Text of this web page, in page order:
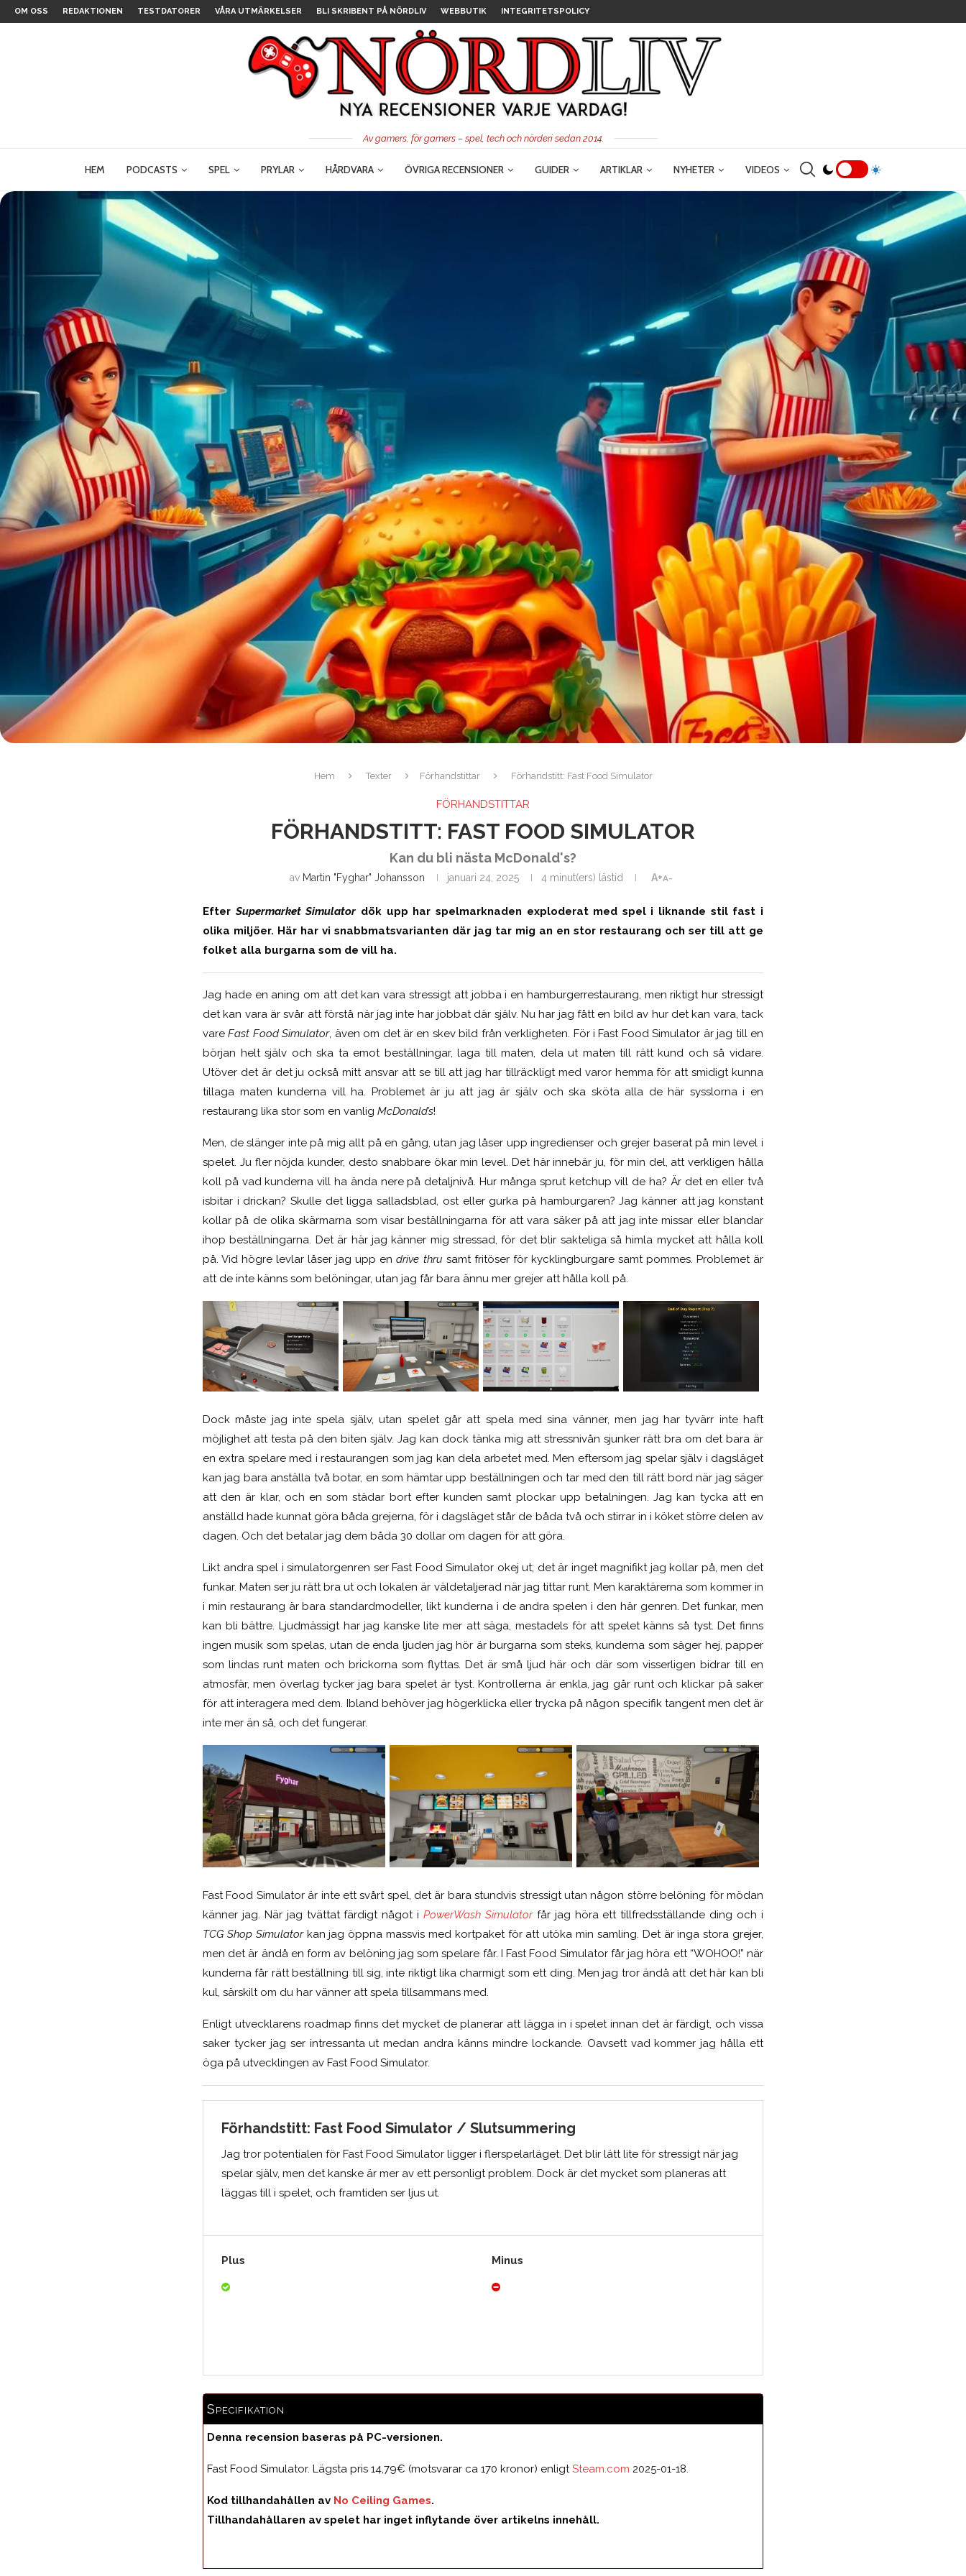
OM OSS REDAKTIONEN TESTDATORER VÅRA UTMÄRKELSER BLI SKRIBENT PÅ NÖRDLIV WEBBUTIK INTEGRITETSPOLICY
Av gamers, för gamers – spel, tech och nörderi sedan 2014.
HEM PODCASTS SPEL PRYLAR HÅRDVARA ÖVRIGA RECENSIONER GUIDER ARTIKLAR NYHETER VIDEOS
Hem Texter Förhandstittar Förhandstitt: Fast Food Simulator
FÖRHANDSTITTAR
FÖRHANDSTITT: FAST FOOD SIMULATOR
Kan du bli nästa McDonald's?
av Martin "Fyghar" Johansson januari 24, 2025 4 minut(ers) lästid A+A-
EfterSupermarket Simulator dök upp har spelmarknaden exploderat med spel i liknande stil fast i
olika miljöer. Här har vi snabbmatsvarianten där jag tar mig an en stor restaurang och ser till att ge
folket alla burgarna som de vill ha.
Jag hade en aning om att det kan vara stressigt att jobba i en hamburgerrestaurang, men riktigt hur stressigt
det kan vara är svår att förstå när jag inte har jobbat där själv. Nu har jag fått en bild av hur det kan vara, tack
vareFast Food Simulator, även om det är en skev bild från verkligheten. För i Fast Food Simulator är jag till en
början helt själv och ska ta emot beställningar, laga till maten, dela ut maten till rätt kund och så vidare.
Utöver det är det ju också mitt ansvar att se till att jag har tillräckligt med varor hemma för att smidigt kunna
tillaga maten kunderna vill ha. Problemet är ju att jag är själv och ska sköta alla de här sysslorna i en
restaurang lika stor som en vanlig McDonald’s!
Men, de slänger inte på mig allt på en gång, utan jag låser upp ingredienser och grejer baserat på min level i
spelet. Ju fler nöjda kunder, desto snabbare ökar min level. Det här innebär ju, för min del, att verkligen hålla
koll på vad kunderna vill ha ända nere på detaljnivå. Hur många sprut ketchup vill de ha? Är det en eller två
isbitar i drickan? Skulle det ligga salladsblad, ost eller gurka på hamburgaren? Jag känner att jag konstant
kollar på de olika skärmarna som visar beställningarna för att vara säker på att jag inte missar eller blandar
ihop beställningarna. Det är här jag känner mig stressad, för det blir sakteliga så himla mycket att hålla koll
på. Vid högre levlar låser jag upp endrive thru samt fritöser för kycklingburgare samt pommes. Problemet är
att de inte känns som belöningar, utan jag får bara ännu mer grejer att hålla koll på.
Dock måste jag inte spela själv, utan spelet går att spela med sina vänner, men jag har tyvärr inte haft
möjlighet att testa på den biten själv. Jag kan dock tänka mig att stressnivån sjunker rätt bra om det bara är
en extra spelare med i restaurangen som jag kan dela arbetet med. Men eftersom jag spelar själv i dagsläget
kan jag bara anställa två botar, en som hämtar upp beställningen och tar med den till rätt bord när jag säger
att den är klar, och en som städar bort efter kunden samt plockar upp betalningen. Jag kan tycka att en
anställd hade kunnat göra båda grejerna, för i dagsläget står de båda två och stirrar in i köket större delen av
dagen. Och det betalar jag dem båda 30 dollar om dagen för att göra.
Likt andra spel i simulatorgenren ser Fast Food Simulator okej ut; det är inget magnifikt jag kollar på, men det
funkar. Maten ser ju rätt bra ut och lokalen är väldetaljerad när jag tittar runt. Men karaktärerna som kommer in
i min restaurang är bara standardmodeller, likt kunderna i de andra spelen i den här genren. Det funkar, men
kan bli bättre. Ljudmässigt har jag kanske lite mer att säga, mestadels för att spelet känns så tyst. Det finns
ingen musik som spelas, utan de enda ljuden jag hör är burgarna som steks, kunderna som säger hej, papper
som lindas runt maten och brickorna som flyttas. Det är små ljud här och där som visserligen bidrar till en
atmosfär, men överlag tycker jag bara spelet är tyst. Kontrollerna är enkla, jag går runt och klickar på saker
för att interagera med dem. Ibland behöver jag högerklicka eller trycka på någon specifik tangent men det är
inte mer än så, och det fungerar.
Fast Food Simulator är inte ett svårt spel, det är bara stundvis stressigt utan någon större belöning för mödan
känner jag. När jag tvättat färdigt något iPowerWash Simulatorfår jag höra ett tillfredsställande ding och i
TCG Shop Simulatorkan jag öppna massvis med kortpaket för att utöka min samling. Det är inga stora grejer,
men det är ändå en form av belöning jag som spelare får. I Fast Food Simulator får jag höra ett “WOHOO!” när
kunderna får rätt beställning till sig, inte riktigt lika charmigt som ett ding. Men jag tror ändå att det här kan bli
kul, särskilt om du har vänner att spela tillsammans med.
Enligt utvecklarens roadmap finns det mycket de planerar att lägga in i spelet innan det är färdigt, och vissa
saker tycker jag ser intressanta ut medan andra känns mindre lockande. Oavsett vad kommer jag hålla ett
öga på utvecklingen av Fast Food Simulator.
Förhandstitt: Fast Food Simulator / Slutsummering
Jag tror potentialen för Fast Food Simulator ligger i flerspelarläget. Det blir lätt lite för stressigt när jag
spelar själv, men det kanske är mer av ett personligt problem. Dock är det mycket som planeras att
läggas till i spelet, och framtiden ser ljus ut.
Plus Minus
Specifikation
Denna recension baseras på PC-versionen.
Fast Food Simulator. Lägsta pris 14,79€ (motsvarar ca 170 kronor) enligtSteam.com 2025-01-18.
Kod tillhandahållen av No Ceiling Games.
Tillhandahållaren av spelet har inget inflytande över artikelns innehåll.